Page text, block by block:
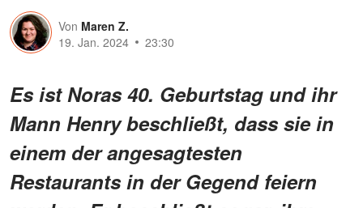
Von Maren Z.
19. Jan. 2024
23:30
Es ist Noras 40. Geburtstag und ihr
Mann Henry beschließt, dass sie in
einem der angesagtesten
Restaurants in der Gegend feiern